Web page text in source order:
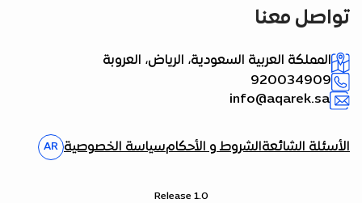
تواصل معنا
المملكة العربية السعودية، الرياض، العروبة
920034909
info@aqarek.sa
الأسئلة الشائعةالشروط و الأحكامسياسة الخصوصية AR
Release 1.0